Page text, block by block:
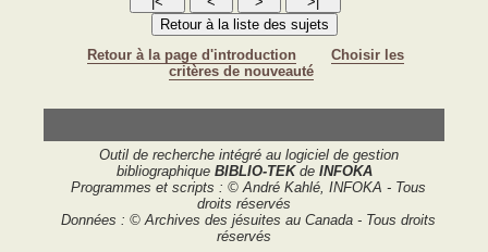
Retour à la page d'introduction
Choisir les
critères de nouveauté
Outil de recherche intégré au logiciel de gestion
bibliographique BIBLIO-TEKde INFOKA
Programmes et scripts : © André Kahlé, INFOKA - Tous
droits réservés
Données : © Archives des jésuites au Canada - Tous droits
réservés